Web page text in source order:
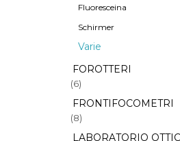
Fluoresceina
Schirmer
Varie
FOROTTERI
(6)
FRONTIFOCOMETRI
(8)
LABORATORIO